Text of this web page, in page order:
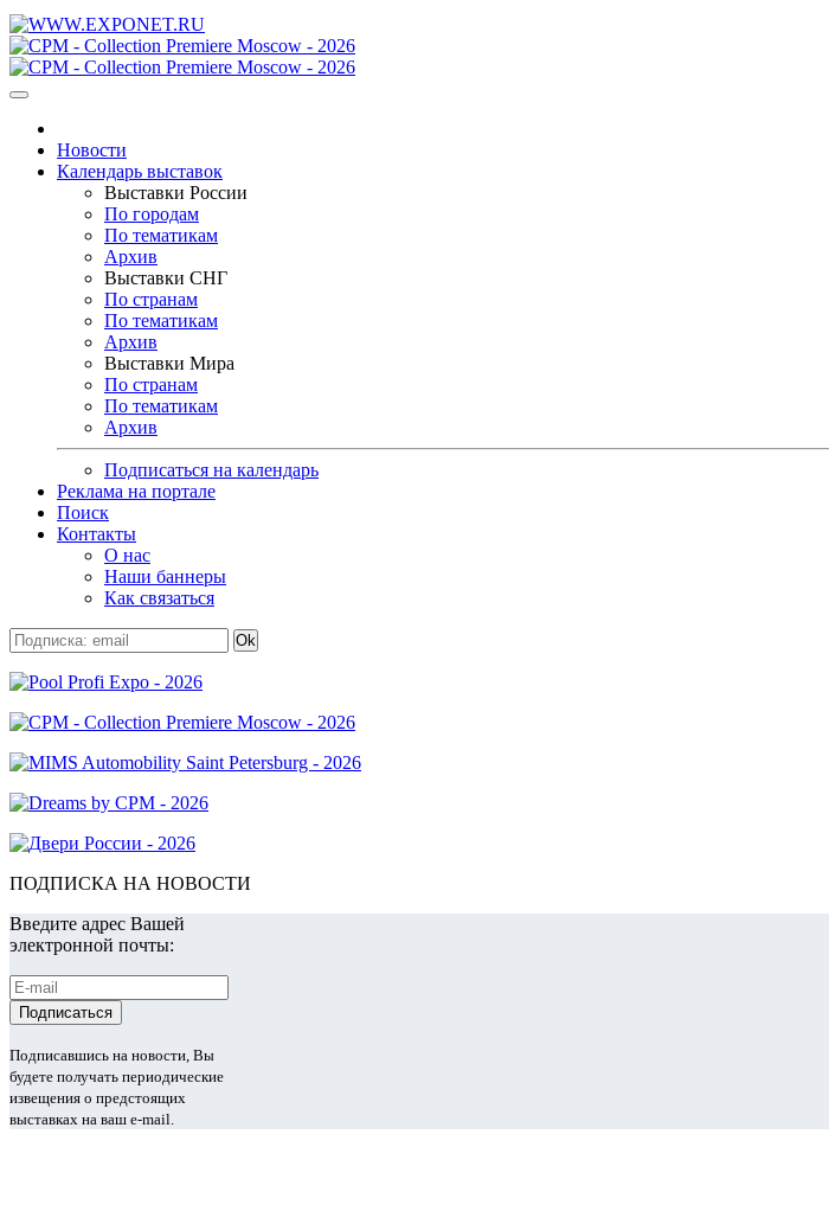
Новости
Календарь выставок
Выставки России
По городам
По тематикам
Архив
Выставки СНГ
По странам
По тематикам
Архив
Выставки Мира
По странам
По тематикам
Архив
Подписаться на календарь
Реклама на портале
Поиск
Контакты
О нас
Наши баннеры
Как связаться
ПОДПИСКА НА НОВОСТИ
Введите адрес Вашей
электронной почты:
Подписавшись на новости, Вы
будете получать периодические
извещения о предстоящих
выставках на ваш e-mail.